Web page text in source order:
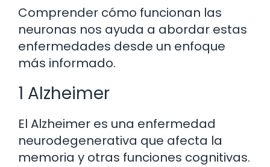
Comprender cómo funcionan las
neuronas nos ayuda a abordar estas
enfermedades desde un enfoque
más informado.
1 Alzheimer
El Alzheimer es una enfermedad
neurodegenerativa que afecta la
memoria y otras funciones cognitivas.